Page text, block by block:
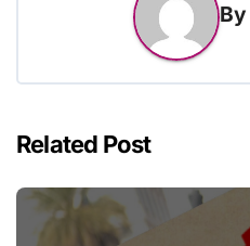
By
Related Post